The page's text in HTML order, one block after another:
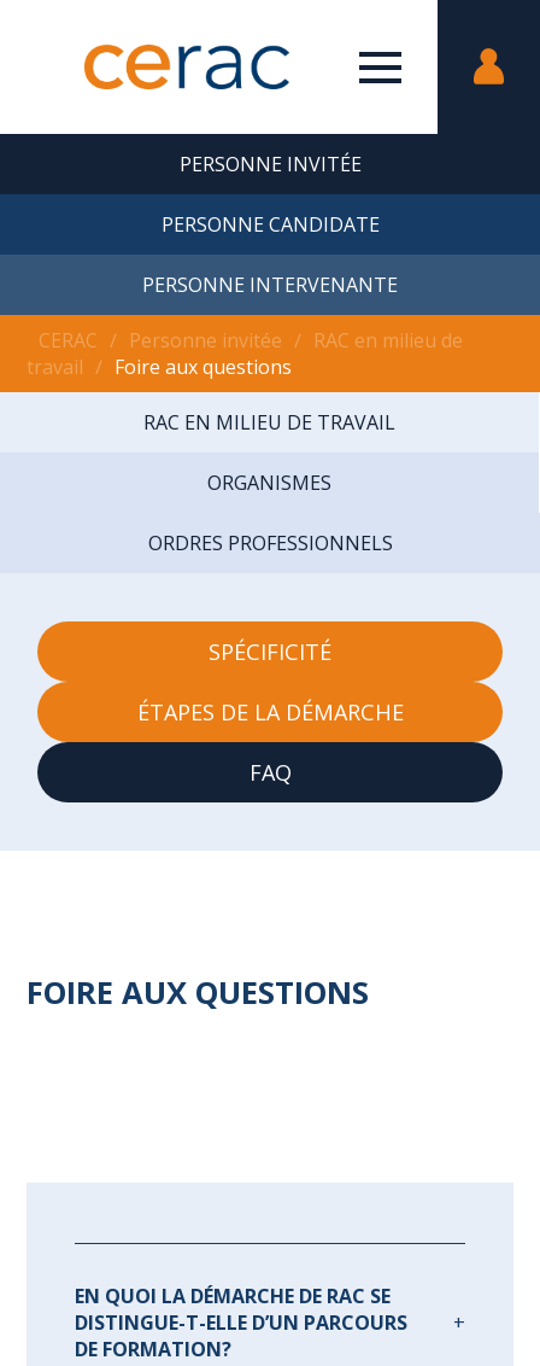
PERSONNE INVITÉE
PERSONNE CANDIDATE
PERSONNE INTERVENANTE
CERAC ∕ Personne invitée ∕ RAC en milieu de
travail ∕ Foire aux questions
RAC EN MILIEU DE TRAVAIL
ORGANISMES
ORDRES PROFESSIONNELS
SPÉCIFICITÉ
ÉTAPES DE LA DÉMARCHE
FAQ
FOIRE AUX QUESTIONS
EN QUOI LA DÉMARCHE DE RAC SE
DISTINGUE-T-ELLE D’UN PARCOURS
DE FORMATION?